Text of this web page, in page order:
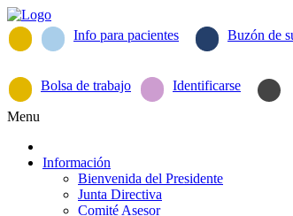
Info para pacientes Buzón de
Bolsa de trabajo Identificarse
Menu
Información
Bienvenida del Presidente
Junta Directiva
Comité Asesor